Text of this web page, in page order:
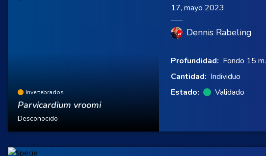
Invertebrados
Parvicardium vroomi
Desconocido
17, mayo 2023
Dennis Rabeling
Profundidad: Fondo 15 m.
Cantidad: Individuo
Estado:
Validado